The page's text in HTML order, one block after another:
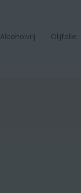
Alcoholvrij Olijfolie